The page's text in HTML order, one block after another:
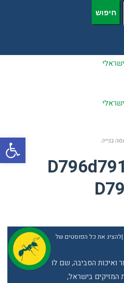
חיפוש
בנייה
|להציג את כל הפוסטים של
ואיכות הסביבה, שם לו
בישראל,